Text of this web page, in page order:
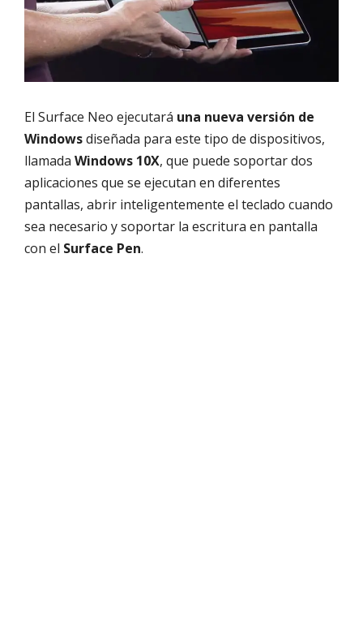
El Surface Neo ejecutará una nueva versión de
Windowsdiseñada para este tipo de dispositivos,
llamada Windows 10X, que puede soportar dos
aplicaciones que se ejecutan en diferentes
pantallas, abrir inteligentemente el teclado cuando
sea necesario y soportar la escritura en pantalla
con el Surface Pen.